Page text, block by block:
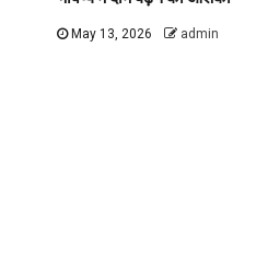
May 13, 2026 admin